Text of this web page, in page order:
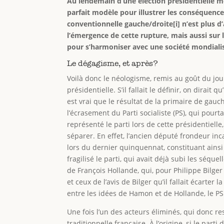
parfait modèle pour illustrer les
conventionnelle gauche/droite[i] n’est plus
l’émergence de cette rupture, mais aussi
pour s’harmoniser avec une société
Le dégagisme, et après?
Voilà donc le néologisme, remis au goût du
présidentielle. S’il fallait le définir, on dirait
est vrai que le résultat de la primaire de
l’écrasement du Parti socialiste (PS), qui
représenté le parti lors de cette
séparer. En effet, l’ancien député frondeur
lors du dernier quinquennat, constituant ainsi
fragilisé le parti, qui avait déjà subi les
de François Hollande, qui, pour Philippe
et ceux de l’avis de Bilger qu’il fallait écarter
entre les idées de Hamon et de Hollande, le
Une fois l’un des acteurs éliminés, qui donc